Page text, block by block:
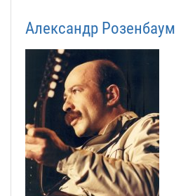
Александр Розенбаум